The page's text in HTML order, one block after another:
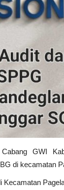
GWI
di kecamatan